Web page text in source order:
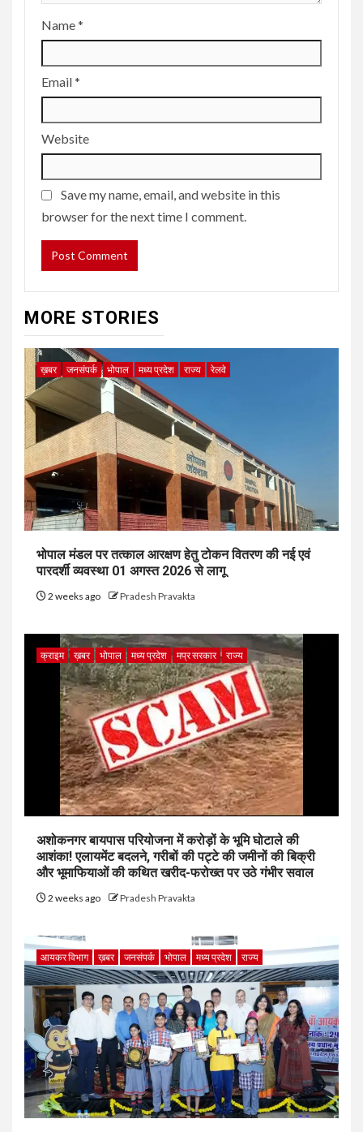
Name*
Email*
Website
Save my name, email, and website in this
browser for the next time I comment.
MORE STORIES
ख़बर जनसंपर्क भोपाल मध्य प्रदेश राज्य रेलवे
भोपाल मंडल पर तत्काल आरक्षण हेतु टोकन वितरण की नई एवं
पारदर्शी व्यवस्था 01 अगस्त 2026 से लागू
2 weeks ago Pradesh Pravakta
क्राइम ख़बर भोपाल मध्य प्रदेश मप्र सरकार राज्य
अशोकनगर बायपास परियोजना में करोड़ों के भूमि घोटाले की
आशंका! एलायमेंट बदलने, गरीबों की पट्टे की जमीनों की बिक्री
और भूमाफियाओं की कथित खरीद-फरोख्त पर उठे गंभीर सवाल
2 weeks ago Pradesh Pravakta
आयकर विभाग ख़बर जनसंपर्क भोपाल मध्य प्रदेश राज्य